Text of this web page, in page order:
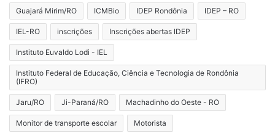
Guajará Mirim/RO ICMBio IDEP Rondônia IDEP – RO
IEL-RO inscrições Inscrições abertas IDEP
Instituto Euvaldo Lodi - IEL
Instituto Federal de Educação, Ciência e Tecnologia de Rondônia
(IFRO)
Jaru/RO Ji-Paraná/RO Machadinho do Oeste - RO
Monitor de transporte escolar Motorista